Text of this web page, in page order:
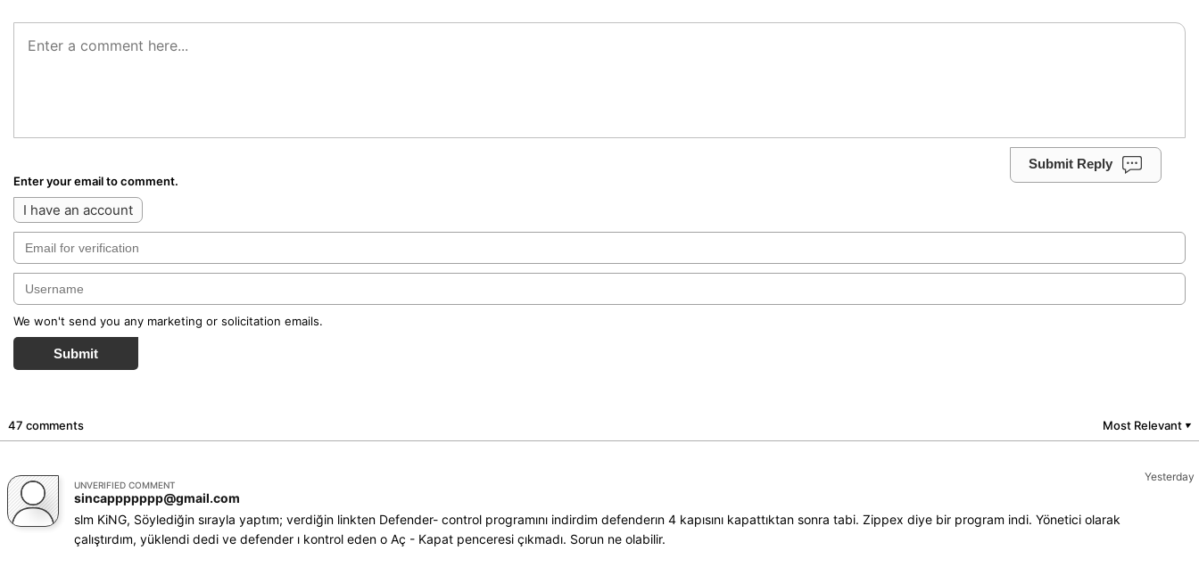
Submit Reply
Enter your email to comment.
I have an account
We won't send you any marketing or solicitation emails.
Submit
47 comments Most Relevant ▼
Yesterday
UNVERIFIED COMMENT
sincappppppp@gmail.com
slm KiNG, Söylediğin sırayla yaptım; verdiğin linkten Defender- control programını indirdim defenderın 4 kapısını kapattıktan sonra tabi. Zippex diye bir program indi. Yönetici olarak
çalıştırdım, yüklendi dedi ve defender ı kontrol eden o Aç - Kapat penceresi çıkmadı. Sorun ne olabilir.